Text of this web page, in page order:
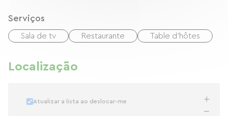
Serviços
Sala de tv Restaurante Table d'hôtes
Localização
Atualizar a lista ao deslocar-me